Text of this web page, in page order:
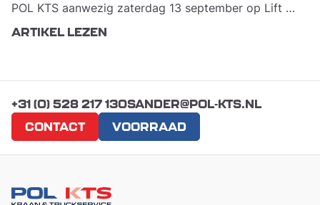
POL KTS aanwezig zaterdag 13 september op Lift 'N Load
ARTIKEL LEZEN
+31 (0) 528 217 130SANDER@POL-KTS.NL
CONTACT
VOORRAAD